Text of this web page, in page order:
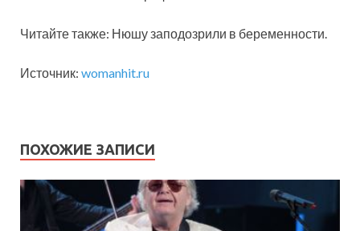
Читайте также: Нюшу заподозрили в беременности.
Источник: womanhit.ru
ПОХОЖИЕ ЗАПИСИ